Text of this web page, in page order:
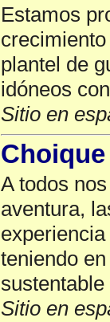
Estamos
plantel de
idóneos
Sitio en
A todos
aventura,
teniendo
Sitio en